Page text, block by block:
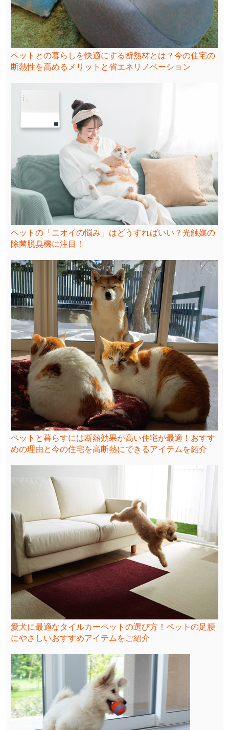
ペットとの暮らしを快適にする断熱材とは？今の住宅の
断熱性を高めるメリットと省エネリノベーション
ペットの「ニオイの悩み」はどうすればいい？光触媒の
除菌脱臭機に注目！
ペットと暮らすには断熱効果が高い住宅が最適！おすす
めの理由と今の住宅を高断熱にできるアイテムを紹介
愛犬に最適なタイルカーペットの選び方！ペットの足腰
にやさしいおすすめアイテムをご紹介